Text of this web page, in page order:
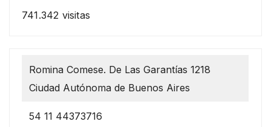
741.342 visitas
Romina Comese. De Las Garantías 1218
Ciudad Autónoma de Buenos Aires
54 11 44373716